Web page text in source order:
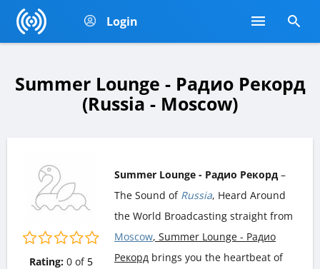
Login
Summer Lounge - Радио Рекорд
(Russia - Moscow)
Rating: 0of 5
Summer Lounge - Радио Рекорд –
The Sound of Russia, Heard Around
the World Broadcasting straight from
Moscow, Summer Lounge - Радио
Рекорд brings you the heartbeat of